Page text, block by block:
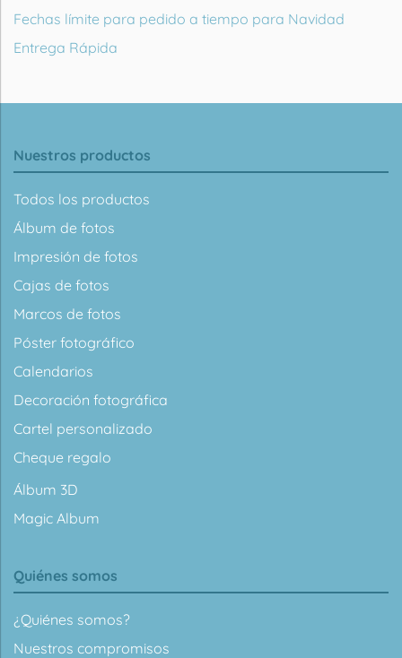
Fechas límite para pedido a tiempo para Navidad
Entrega Rápida
Nuestros productos
Todos los productos
Álbum de fotos
Impresión de fotos
Cajas de fotos
Marcos de fotos
Póster fotográfico
Calendarios
Decoración fotográfica
Cartel personalizado
Cheque regalo
Álbum 3D
Magic Album
Quiénes somos
¿Quiénes somos?
Nuestros compromisos